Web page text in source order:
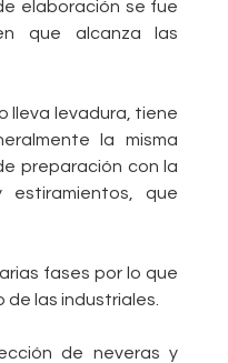
elaboración se fue
que alcanza las
lleva levadura, tiene
la misma
preparación con la
que
fases por lo que
las industriales.
de neveras y